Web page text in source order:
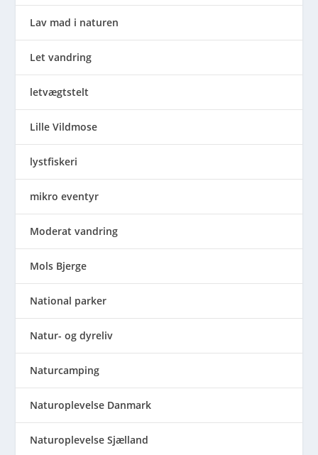
Lav mad i naturen
Let vandring
letvægtstelt
Lille Vildmose
lystfiskeri
mikro eventyr
Moderat vandring
Mols Bjerge
National parker
Natur- og dyreliv
Naturcamping
Naturoplevelse Danmark
Naturoplevelse Sjælland